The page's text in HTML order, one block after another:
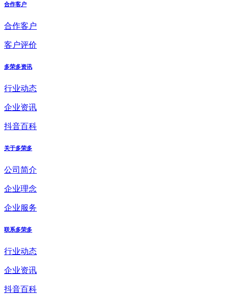
合作客户
合作客户
客户评价
多荣多资讯
行业动态
企业资讯
抖音百科
关于多荣多
公司简介
企业理念
企业服务
联系多荣多
行业动态
企业资讯
抖音百科